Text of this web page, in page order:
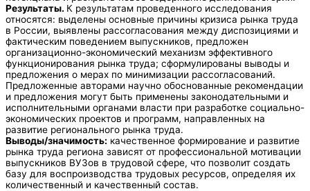
Результаты. К результатам проведенного исследования
относятся: выделены основные причины кризиса рынка труда
в России, выявлены рассогласования между диспозициями и
фактическим поведением выпускников, предложен
организационно-экономический механизм эффективного
функционирования рынка труда; сформулированы выводы и
предложения о мерах по минимизации рассогласований.
Предложенные авторами научно обоснованные рекомендации
и предложения могут быть применены законодательными и
исполнительными органами власти при разработке социально-
экономических проектов и программ, направленных на
развитие регионального рынка труда.
Выводы/значимость: качественное формирование и развитие
рынка труда региона зависят от профессиональной мотивации
выпускников ВУЗов в трудовой сфере, что позволит создать
базу для воспроизводства трудовых ресурсов, определяя их
количественный и качественный состав.